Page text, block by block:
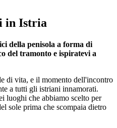
in Istria
della penisola a forma di
del tramonto e ispiratevi a
di vita, e il momento dell'incontro
a tutti gli istriani innamorati.
luoghi che abbiamo scelto per
sole prima che scompaia dietro